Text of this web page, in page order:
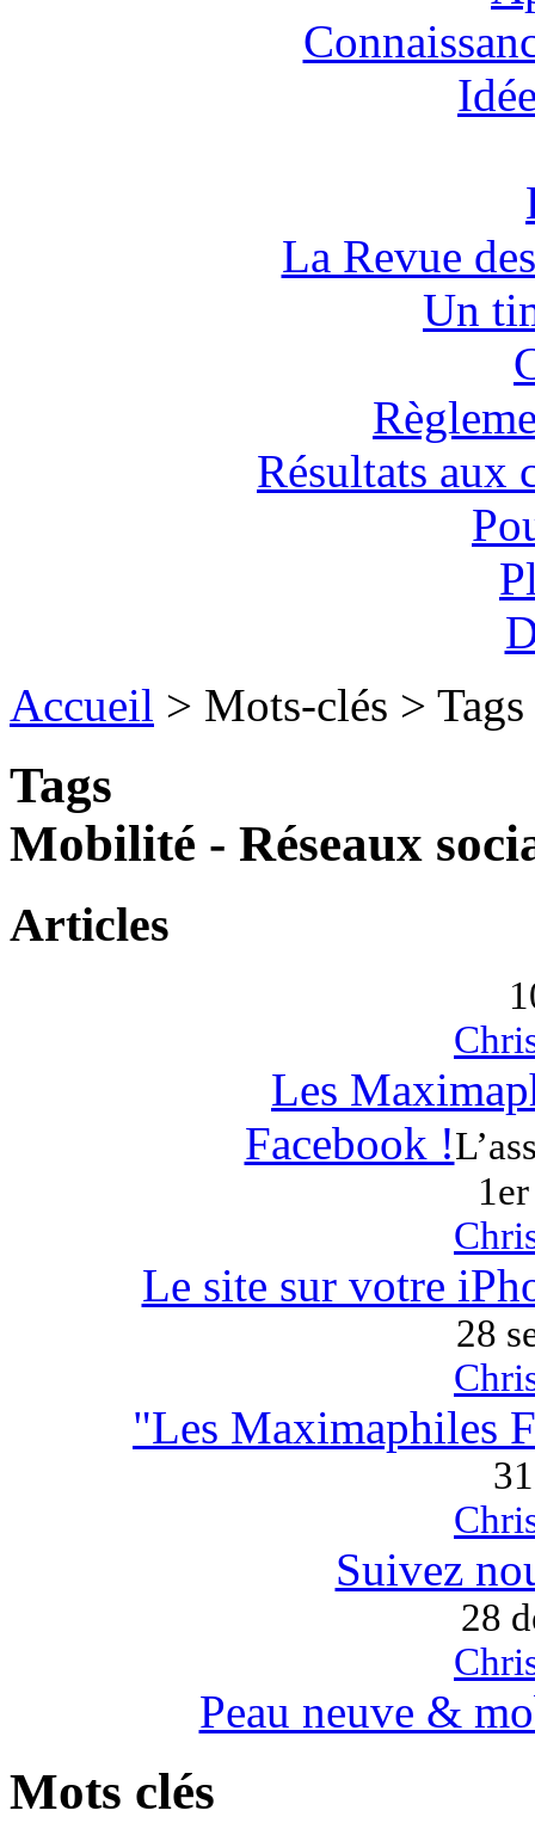
La Revue
Un
Résultats aux
Accueil > Mots-clés >
Tags
Mobilité - Réseaux
Articles
Les
Facebook !
Le site sur votre
28
"Les Maximaphiles
Suivez
28
Peau neuve &
Mots clés